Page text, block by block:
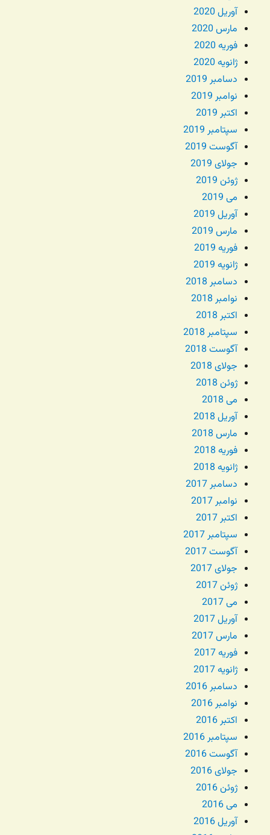
آوریل 2020
مارس 2020
فوریه 2020
ژانویه 2020
دسامبر 2019
نوامبر 2019
اکتبر 2019
سپتامبر 2019
آگوست 2019
جولای 2019
ژوئن 2019
می 2019
آوریل 2019
مارس 2019
فوریه 2019
ژانویه 2019
دسامبر 2018
نوامبر 2018
اکتبر 2018
سپتامبر 2018
آگوست 2018
جولای 2018
ژوئن 2018
می 2018
آوریل 2018
مارس 2018
فوریه 2018
ژانویه 2018
دسامبر 2017
نوامبر 2017
اکتبر 2017
سپتامبر 2017
آگوست 2017
جولای 2017
ژوئن 2017
می 2017
آوریل 2017
مارس 2017
فوریه 2017
ژانویه 2017
دسامبر 2016
نوامبر 2016
اکتبر 2016
سپتامبر 2016
آگوست 2016
جولای 2016
ژوئن 2016
می 2016
آوریل 2016